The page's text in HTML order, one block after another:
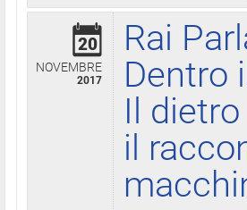
20
NOVEMBRE
2017
Rai
Dentro
Il
il